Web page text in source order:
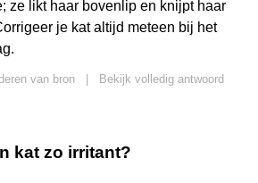
ze likt haar bovenlip en knijpt haar
je kat altijd meteen bij het
van bron
Bekijk volledig antwoord
kat zo irritant?